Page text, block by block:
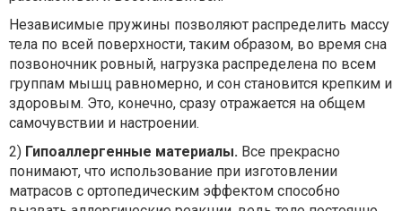
Независимые пружины позволяют распределить массу
тела по всей поверхности, таким образом, во время сна
позвоночник ровный, нагрузка распределена по всем
группам мышц равномерно, и сон становится крепким и
здоровым. Это, конечно, сразу отражается на общем
самочувствии и настроении.
2) Гипоаллергенные материалы. Все прекрасно
понимают, что использование при изготовлении
матрасов с ортопедическим эффектом способно